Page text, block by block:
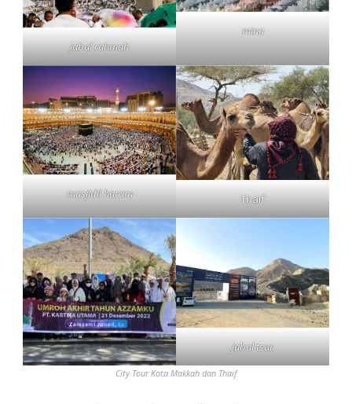
jabal rahmah
mina
masjidil haram Thaif
jabal tsur
City Tour Kota Makkah dan Thaif